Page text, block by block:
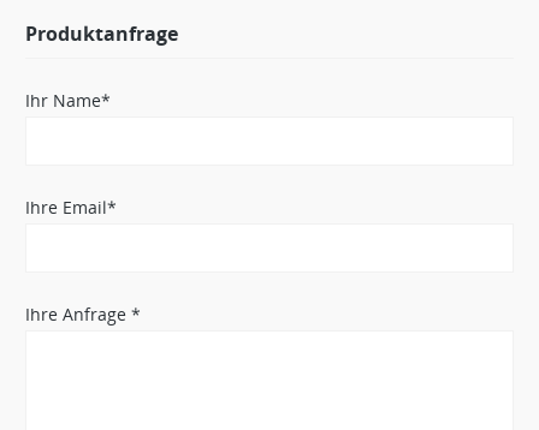
Produktanfrage
Ihr Name*
Ihre Email*
Ihre Anfrage *